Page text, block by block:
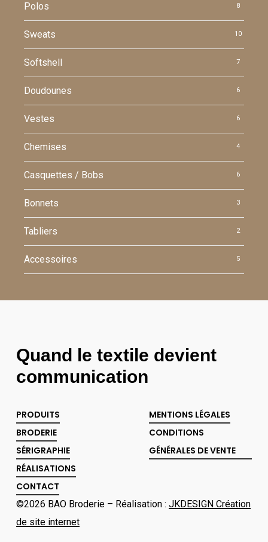
Polos 8
Sweats 10
Softshell 7
Doudounes 6
Vestes 6
Chemises 4
Casquettes / Bobs 6
Bonnets 3
Tabliers 2
Accessoires 5
Quand le textile devient
communication
PRODUITS
BRODERIE
SÉRIGRAPHIE
RÉALISATIONS
CONTACT
MENTIONS LÉGALES
CONDITIONS
GÉNÉRALES DE VENTE
©2026 BAO Broderie – Réalisation : JKDESIGN Création
de site internet